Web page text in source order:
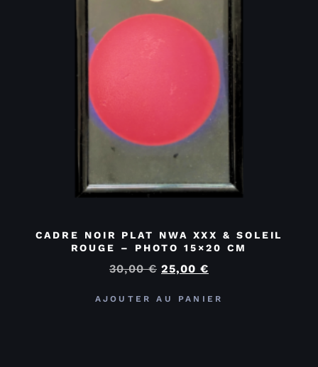
CADRE NOIR PLAT NWA XXX & SOLEIL
ROUGE – PHOTO 15×20 CM
30,00€ 25,00 €
AJOUTER AU PANIER